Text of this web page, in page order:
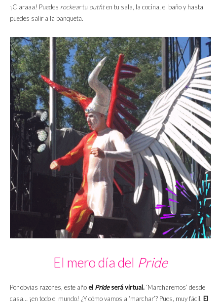
¡Claraaa! Puedes rockeartu outfiten tu sala, la cocina, el baño y hasta
puedes salir a la banqueta.
El mero día del Pride
Por obvias razones, este añoel Prideserá virtual. ‘Marcharemos’ desde
casa… ¡en todo el mundo! ¿Y cómo vamos a ‘marchar’? Pues, muy fácil. El